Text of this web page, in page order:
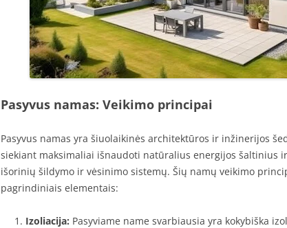
Pasyvus namas: Veikimo principai
Pasyvus namas yra šiuolaikinės architektūros ir inžinerijos
siekiant maksimaliai išnaudoti natūralius energijos šaltinius
išorinių šildymo ir vėsinimo sistemų. Šių namų veikimo
pagrindiniais elementais:
Izoliacija: Pasyviame name svarbiausia yra kokybiška